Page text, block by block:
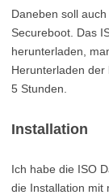
Daneben soll
Secureboot. Das
herunterladen,
Herunterladen
5 Stunden.
Installation
Ich habe die ISO
die Installation mit